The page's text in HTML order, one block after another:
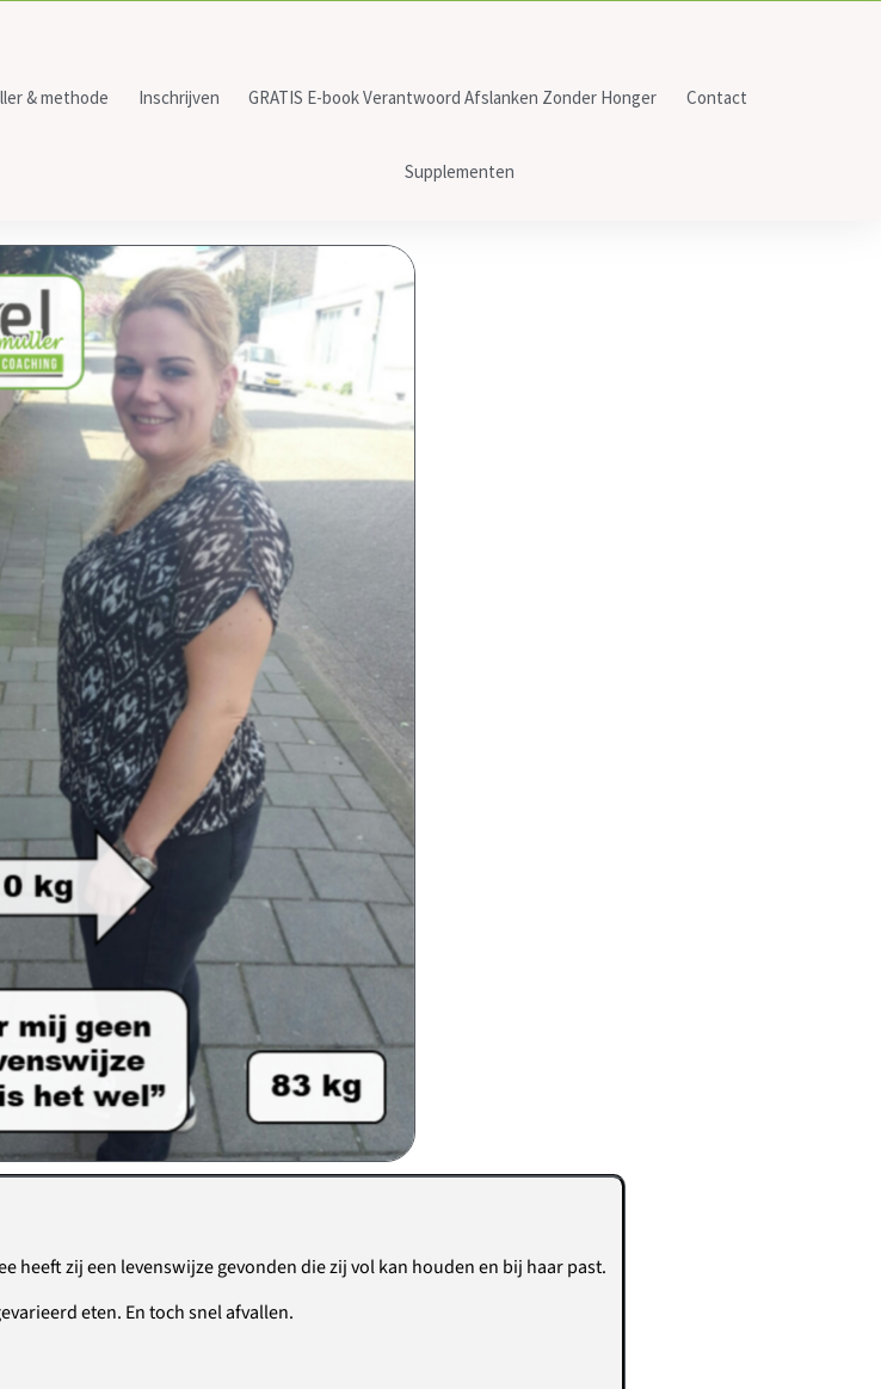
& methode Inschrijven GRATIS E-book Verantwoord Afslanken Zonder Honger Contact
Supplementen
heeft zij een levenswijze gevonden die zij vol kan houden en bij haar past.
eten. En toch snel afvallen.